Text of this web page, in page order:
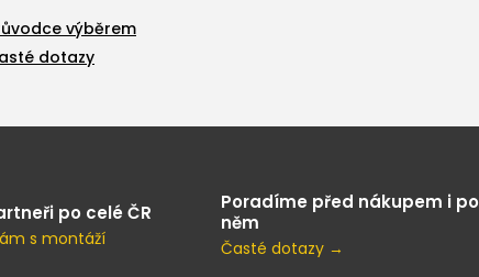
výběrem
dotazy
po celé ČR
s montáží
Poradíme před nákupem i po
něm
Časté dotazy →